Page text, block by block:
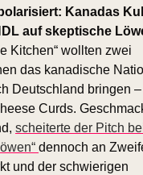
Kanadas
auf skeptische
Kitchen“ wollten zwei
das kanadische
Deutschland bringen
Curds.
scheiterte der Pitch
dennoch an
und der schwierigen